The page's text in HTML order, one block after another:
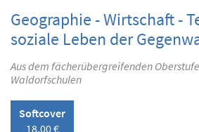
Geographie - Wirtschaft -
soziale Leben der
Aus dem fächerübergreifenden
Waldorfschulen
Softcover
18,00 €